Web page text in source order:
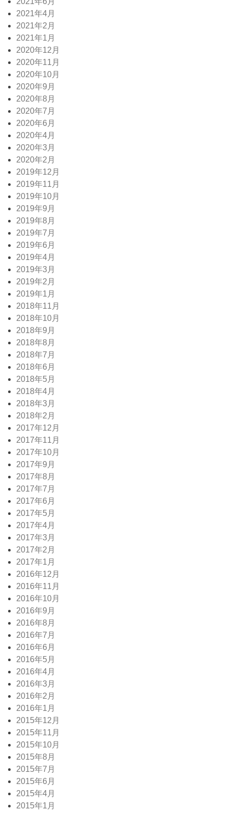
2021年4月
2021年2月
2021年1月
2020年12月
2020年11月
2020年10月
2020年9月
2020年8月
2020年7月
2020年6月
2020年4月
2020年3月
2020年2月
2019年12月
2019年11月
2019年10月
2019年9月
2019年8月
2019年7月
2019年6月
2019年4月
2019年3月
2019年2月
2019年1月
2018年11月
2018年10月
2018年9月
2018年8月
2018年7月
2018年6月
2018年5月
2018年4月
2018年3月
2018年2月
2017年12月
2017年11月
2017年10月
2017年9月
2017年8月
2017年7月
2017年6月
2017年5月
2017年4月
2017年3月
2017年2月
2017年1月
2016年12月
2016年11月
2016年10月
2016年9月
2016年8月
2016年7月
2016年6月
2016年5月
2016年4月
2016年3月
2016年2月
2016年1月
2015年12月
2015年11月
2015年10月
2015年8月
2015年7月
2015年6月
2015年4月
2015年1月